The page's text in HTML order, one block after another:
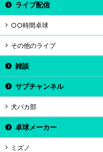
ライブ配信
○○時間卓球
その他のライブ
雑談
サブチャンネル
犬バカ部
卓球メーカー
ミズノ